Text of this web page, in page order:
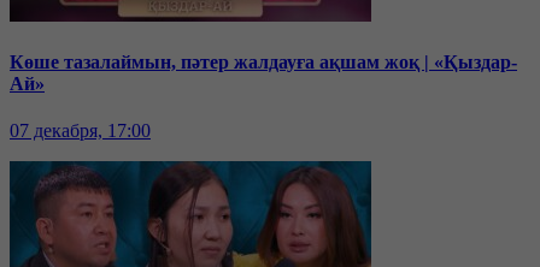
Көше тазалаймын, пәтер жалдауға ақшам жоқ | «Қыздар-
Ай»
07 декабря, 17:00